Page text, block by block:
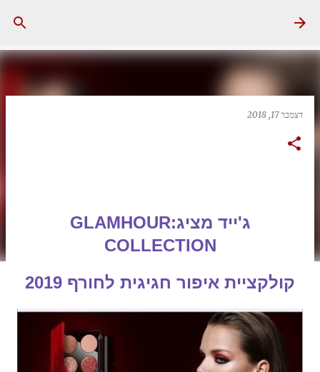
דצמבר 17, 2018
ג'ייד מציג:GLAMHOUR
COLLECTION
קולקציית איפור חגיגית לחורף 2019